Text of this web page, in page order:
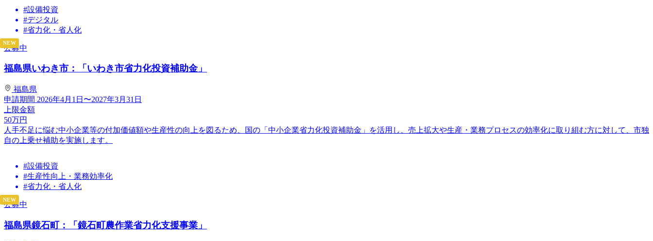
#設備投資
#デジタル
#省力化・省人化
NEW
公募中
福島県いわき市：「いわき市省力化投資補助金」
福島県
申請期間 2026年4月1日〜2027年3月31日
上限金額
50万円
人手不足に悩む中小企業等の付加価値額や生産性の向上を図るため、国の「中小企業省力化投資補助金」を活用し、売上拡大や生産・業務プロセスの効率化に取り組む方に対して、市独
自の上乗せ補助を実施します。
#設備投資
#生産性向上・業務効率化
#省力化・省人化
NEW
公募中
福島県鏡石町：「鏡石町農作業省力化支援事業」